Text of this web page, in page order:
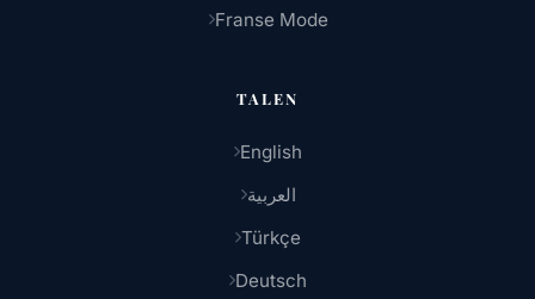
Franse Mode
TALEN
English
العربية
Türkçe
Deutsch